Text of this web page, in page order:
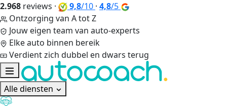
2.968 reviews · 9,8/10 · 4,8/5
Ontzorging van A tot Z
Jouw eigen team van auto-experts
Elke auto binnen bereik
Verdient zich dubbel en dwars terug
Alle diensten